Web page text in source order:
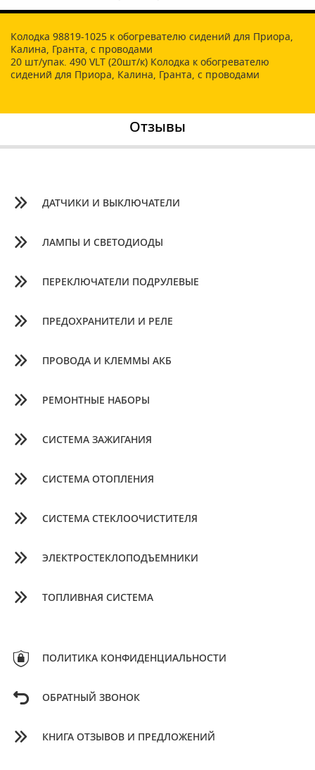
Колодка 98819-1025 к обогревателю сидений для Приора,
Калина, Гранта, с проводами
20 шт/упак. 490 VLT (20шт/к) Колодка к обогревателю
сидений для Приора, Калина, Гранта, с проводами
Отзывы
ДАТЧИКИ И ВЫКЛЮЧАТЕЛИ
ЛАМПЫ И СВЕТОДИОДЫ
ПЕРЕКЛЮЧАТЕЛИ ПОДРУЛЕВЫЕ
ПРЕДОХРАНИТЕЛИ И РЕЛЕ
ПРОВОДА И КЛЕММЫ АКБ
РЕМОНТНЫЕ НАБОРЫ
СИСТЕМА ЗАЖИГАНИЯ
СИСТЕМА ОТОПЛЕНИЯ
СИСТЕМА СТЕКЛООЧИСТИТЕЛЯ
ЭЛЕКТРОСТЕКЛОПОДЪЕМНИКИ
ТОПЛИВНАЯ СИСТЕМА
ПОЛИТИКА КОНФИДЕНЦИАЛЬНОСТИ
ОБРАТНЫЙ ЗВОНОК
КНИГА ОТЗЫВОВ И ПРЕДЛОЖЕНИЙ